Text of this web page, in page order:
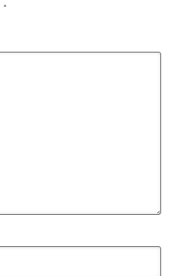
*